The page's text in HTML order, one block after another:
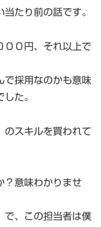
たり前の話です。
００円、それ以上で
で採用なのかも意味
た。
のスキルを買われて
？意味わかりませ
で、この担当者は僕